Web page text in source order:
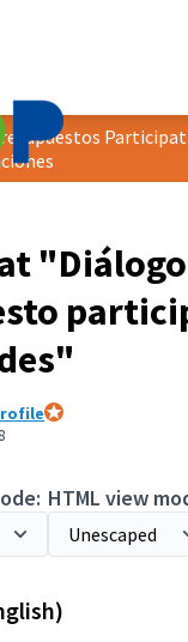
HTML view